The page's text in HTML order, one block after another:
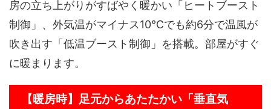
房の立ち上がりがすばやく暖かい「ヒートブースト
制御」、外気温がマイナス10℃でも約6分で温風が
吹き出す「低温ブースト制御」を搭載。部屋がすぐ
に暖まります。
【暖房時】足元からあたたかい「垂直気